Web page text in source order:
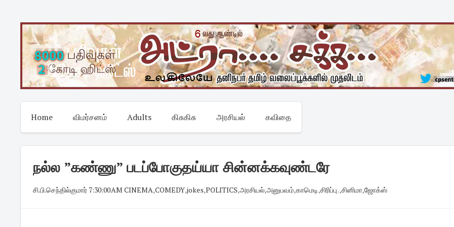
content
Home விமர்சனம் Adults கிசுகிசு அரசியல் கவிதை
நல்ல ”கண்ணு” படப்போகுதய்யா சின்னக்கவுண்டரே
சி.பி.செந்தில்குமார் 7:30:00 AM ·CINEMA,COMEDY,jokes,POLITICS,அரசியல்,அனுபவம்,காமெடி,சிரிப்பு .,சினிமா,ஜோக்ஸ்